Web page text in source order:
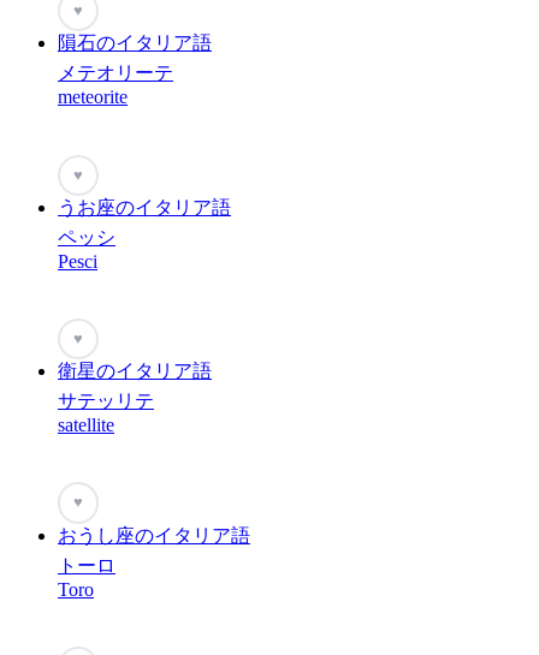
♥
隕石のイタリア語
メテオリーテ
meteorite
♥
うお座のイタリア語
ペッシ
Pesci
♥
衛星のイタリア語
サテッリテ
satellite
♥
おうし座のイタリア語
トーロ
Toro